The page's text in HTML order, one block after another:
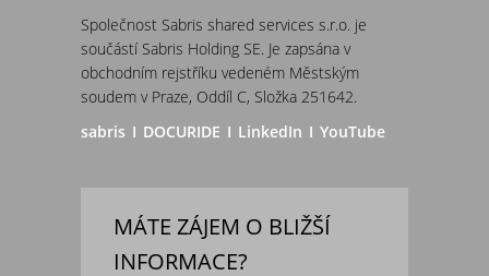
Společnost Sabris shared services s.r.o. je
součástí Sabris Holding SE. Je zapsána v
obchodním rejstříku vedeném Městským
soudem v Praze, Oddíl C, Složka 251642.
sabris I DOCURIDE I LinkedIn I YouTube
MÁTE ZÁJEM O BLIŽŠÍ
INFORMACE?